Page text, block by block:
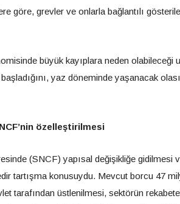
göre, grevler ve onlarla bağlantılı
büyük kayıplara neden olabileceği
yaz döneminde yaşanacak
özelleştirilmesi
(SNCF) yapısal değişikliğe gidilmesi
tartışma konusuydu. Mevcut borcu 47
tarafından üstlenilmesi, sektörün